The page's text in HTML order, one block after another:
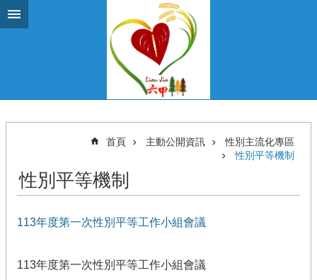
跳到主要內容區塊
首頁 主動公開資訊
性別主流化專區
性別平等機制
性別平等機制
113年度第一次性別平等工作小組會議
113年度第一次性別平等工作小組會議